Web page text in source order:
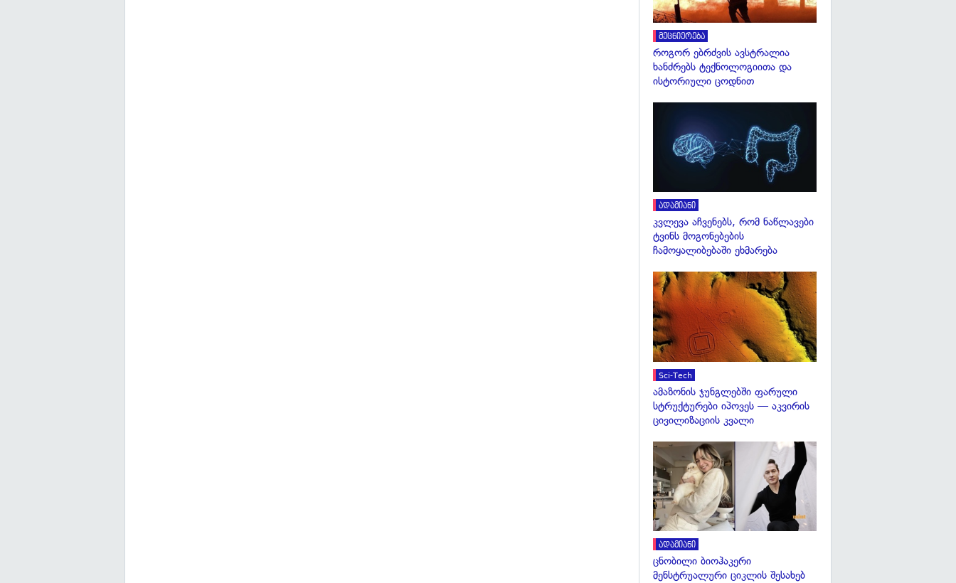
მეცნიერება
როგორ ებრძვის ავსტრალია
ხანძრებს ტექნოლოგიითა და
ისტორიული ცოდნით
ადამიანი
კვლევა აჩვენებს, რომ ნაწლავები
ტვინს მოგონებების
ჩამოყალიბებაში ეხმარება
Sci-Tech
ამაზონის ჯუნგლებში ფარული
სტრუქტურები იპოვეს — აკვირის
ცივილიზაციის კვალი
ადამიანი
ცნობილი ბიოჰაკერი
მენსტრუალური ციკლის შესახებ